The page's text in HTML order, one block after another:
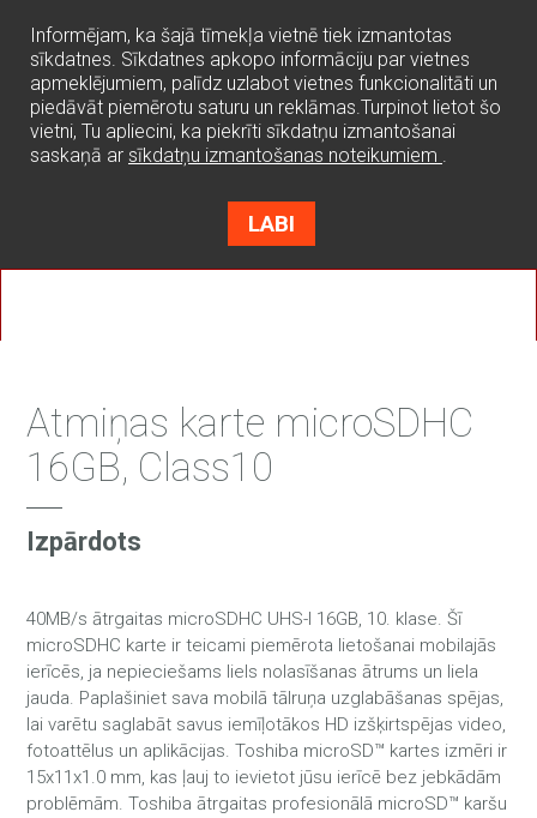
Informējam, ka šajā tīmekļa vietnē tiek izmantotas
sīkdatnes. Sīkdatnes apkopo informāciju par vietnes
apmeklējumiem, palīdz uzlabot vietnes funkcionalitāti un
piedāvāt piemērotu saturu un reklāmas.Turpinot lietot šo
vietni, Tu apliecini, ka piekrīti sīkdatņu izmantošanai
saskaņā ar sīkdatņu izmantošanas noteikumiem .
LABI
Atmiņas karte microSDHC
16GB, Class10
Izpārdots
40MB/s ātrgaitas microSDHC UHS-I 16GB, 10. klase. Šī
microSDHC karte ir teicami piemērota lietošanai mobilajās
ierīcēs, ja nepieciešams liels nolasīšanas ātrums un liela
jauda. Paplašiniet sava mobilā tālruņa uzglabāšanas spējas,
lai varētu saglabāt savus iemīļotākos HD izšķirtspējas video,
fotoattēlus un aplikācijas. Toshiba microSD™ kartes izmēri ir
15x11x1.0 mm, kas ļauj to ievietot jūsu ierīcē bez jebkādām
problēmām. Toshiba ātrgaitas profesionālā microSD™ karšu